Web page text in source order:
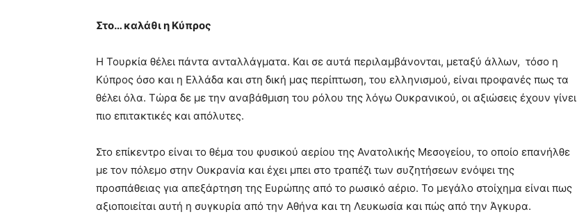
Στο… καλάθι η Κύπρος
Η Τουρκία θέλει πάντα ανταλλάγματα. Και σε αυτά περιλαμβάνονται, μεταξύ άλλων, τόσο η
Κύπρος όσο και η Ελλάδα και στη δική μας περίπτωση, του ελληνισμού, είναι προφανές πως τα
θέλει όλα. Τώρα δε με την αναβάθμιση του ρόλου της λόγω Ουκρανικού, οι αξιώσεις έχουν γίνει
πιο επιτακτικές και απόλυτες.
Στο επίκεντρο είναι το θέμα του φυσικού αερίου της Ανατολικής Μεσογείου, το οποίο επανήλθε
με τον πόλεμο στην Ουκρανία και έχει μπει στο τραπέζι των συζητήσεων ενόψει της
προσπάθειας για απεξάρτηση της Ευρώπης από το ρωσικό αέριο. Το μεγάλο στοίχημα είναι πως
αξιοποιείται αυτή η συγκυρία από την Αθήνα και τη Λευκωσία και πώς από την Άγκυρα.